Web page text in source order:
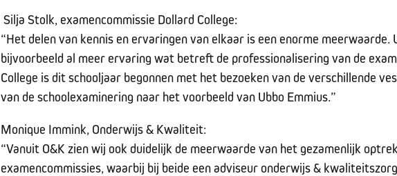
Silja Stolk, examencommissie Dollard College:
“Het delen van kennis en ervaringen van elkaar is een enorme meerwaarde.
bijvoorbeeld al meer ervaring wat betreft de professionalisering van de
College is dit schooljaar begonnen met het bezoeken van de verschillende
van de schoolexaminering naar het voorbeeld van Ubbo Emmius.”
Monique Immink, Onderwijs & Kwaliteit:
“Vanuit O&K zien wij ook duidelijk de meerwaarde van het gezamenlijk
examencommissies, waarbij bij beide een adviseur onderwijs &